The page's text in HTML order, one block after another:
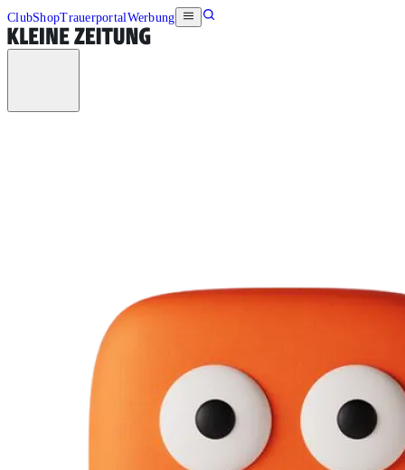
ClubShopTrauerportalWerbung